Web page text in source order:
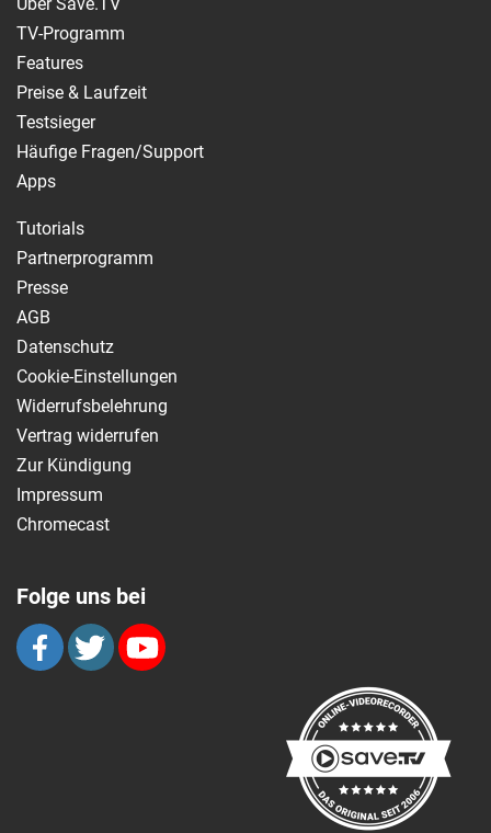
Über Save.TV
TV-Programm
Features
Preise & Laufzeit
Testsieger
Häufige Fragen/Support
Apps
Tutorials
Partnerprogramm
Presse
AGB
Datenschutz
Cookie-Einstellungen
Widerrufsbelehrung
Vertrag widerrufen
Zur Kündigung
Impressum
Chromecast
Folge uns bei